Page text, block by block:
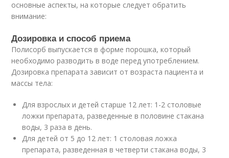
основные аспекты, на которые следует обратить
внимание:
Дозировка и способ приема
Полисорб выпускается в форме порошка, который
необходимо разводить в воде перед употреблением.
Дозировка препарата зависит от возраста пациента и
массы тела:
Для взрослых и детей старше 12 лет: 1-2 столовые
ложки препарата, разведенные в половине стакана
воды, 3 раза в день.
Для детей от 5 до 12 лет: 1 столовая ложка
препарата, разведенная в четверти стакана воды, 3